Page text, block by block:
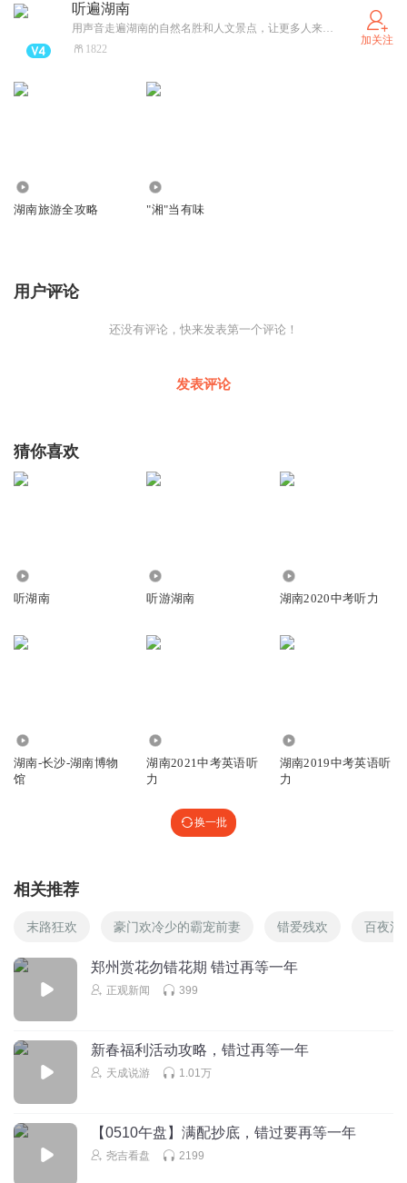
最令人期待的莫过于明星动物大白鲸冰冰和乐乐，他们是长
特别邀请大家参加“百万鲸奇形象共创计划”，为他们设计专
假期余额不足，精彩不容错过！就在这个国庆中秋，让我们
相约长沙海底世界，在家门口享受一场与众不同的海洋狂欢
听遍湖南
用声音走遍湖南的自然名胜和人文景点，让更多人来到湖南游玩、体验。
1822
加关注
湖南旅游全攻略 "湘"当有味
用户评论
还没有评论，快来发表第一个评论！
发表评论
猜你喜欢
听湖南 听游湖南 湖南2020中考听力
湖南-长沙-湖南博物
馆
湖南2021中考英语听
力
湖南2019中考英语听
力
换一批
相关推荐
末路狂欢 豪门欢冷少的霸宠前妻 错爱残欢 百夜清
郑州赏花勿错花期 错过再等一年
正观新闻 399
新春福利活动攻略，错过再等一年
天成说游 1.01万
【0510午盘】满配抄底，错过要再等一年
尧吉看盘 2199